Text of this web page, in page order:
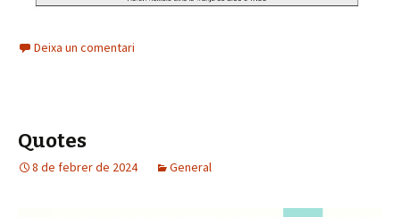
Deixa un comentari
Quotes
8 de febrer de 2024 General